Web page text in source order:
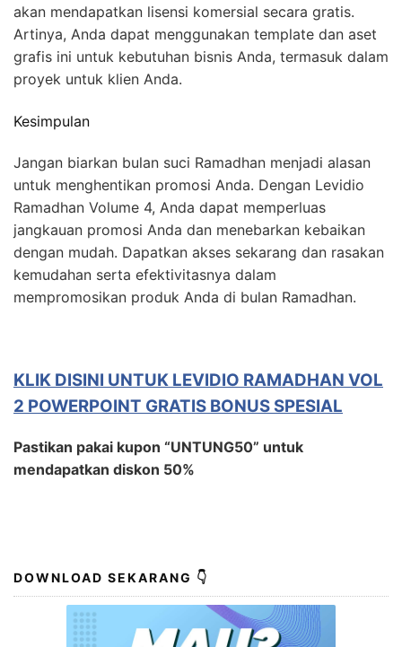
akan mendapatkan lisensi komersial secara gratis.
Artinya, Anda dapat menggunakan template dan aset
grafis ini untuk kebutuhan bisnis Anda, termasuk dalam
proyek untuk klien Anda.
Kesimpulan
Jangan biarkan bulan suci Ramadhan menjadi alasan
untuk menghentikan promosi Anda. Dengan Levidio
Ramadhan Volume 4, Anda dapat memperluas
jangkauan promosi Anda dan menebarkan kebaikan
dengan mudah. Dapatkan akses sekarang dan rasakan
kemudahan serta efektivitasnya dalam
mempromosikan produk Anda di bulan Ramadhan.
KLIK DISINI UNTUK LEVIDIO RAMADHAN VOL
2 POWERPOINT GRATIS BONUS SPESIAL
Pastikan pakai kupon “UNTUNG50” untuk
mendapatkan diskon 50%
DOWNLOAD SEKARANG 👇